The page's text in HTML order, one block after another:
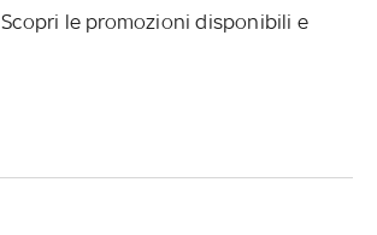
Scopri le promozioni disponibili e